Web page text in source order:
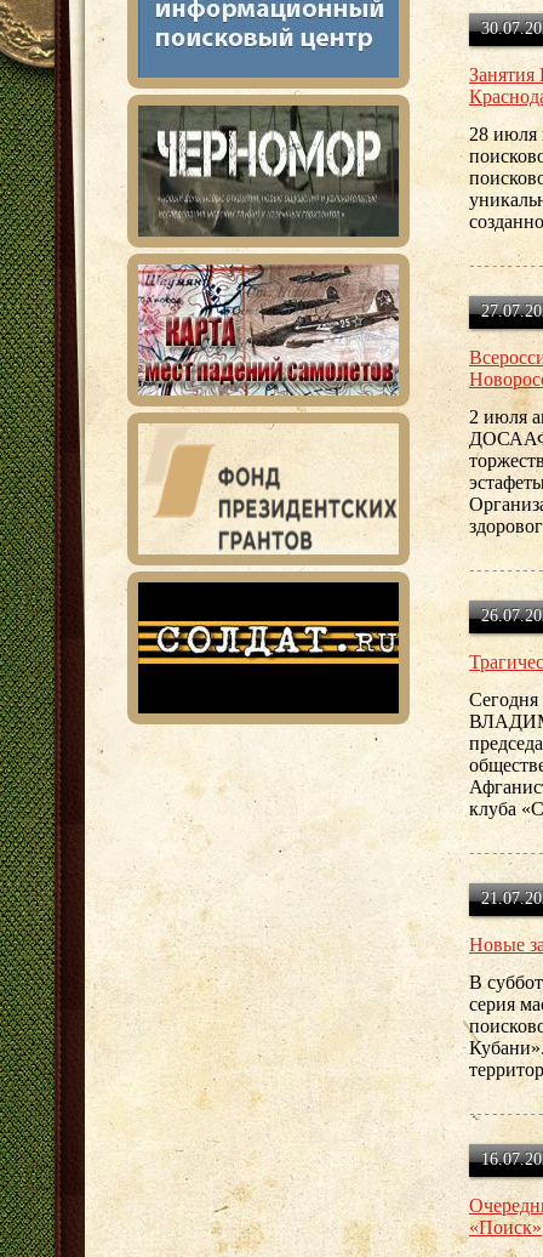
Занятия
28 июля
2 июля
ДОСААФ
клуба
Новые
В
серия
«Поиск»